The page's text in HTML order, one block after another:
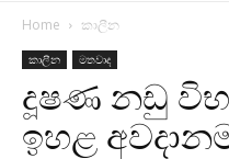
Home කාලීන
කාලීන මතවාද
දූෂණ නඩු
ඉහළ